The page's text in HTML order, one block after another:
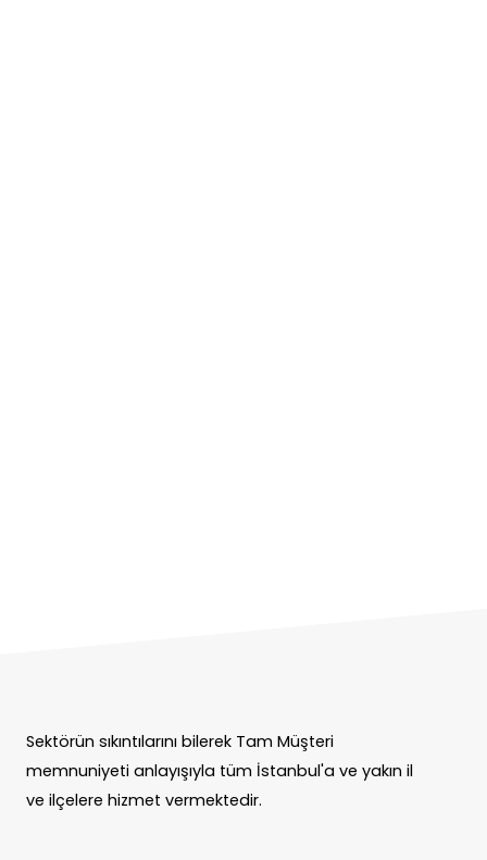
Sektörün sıkıntılarını bilerek Tam Müşteri
memnuniyeti anlayışıyla tüm İstanbul'a ve yakın il
ve ilçelere hizmet vermektedir.